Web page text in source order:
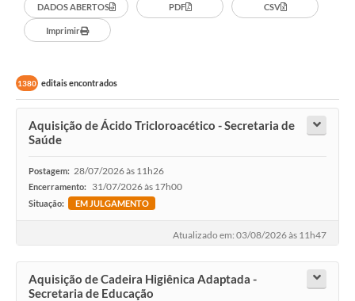
Selo Verde
Compra Direta
Empreendedor
Incentivos Fiscais
Plano Municipal de Retomada das Aulas Presenciais
COVID - 19
Diário Oficial
Jornal (Edições anteriores)
DADOS ABERTOS PDF CSV
Imprimir
1380 editais encontrados
Aquisição de Ácido Tricloroacético - Secretaria de
Saúde
Postagem: 28/07/2026 às 11h26
Encerramento: 31/07/2026 às 17h00
Situação: EM JULGAMENTO
Atualizado em: 03/08/2026 às 11h47
Aquisição de Cadeira Higiênica Adaptada -
Secretaria de Educação